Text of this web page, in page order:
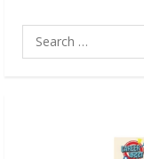
Search
for: